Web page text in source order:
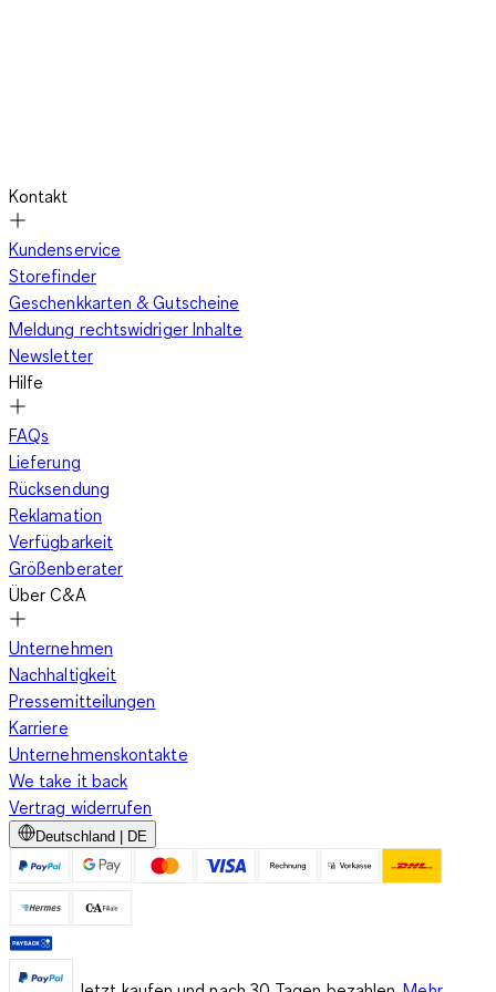
Optisch stehen diese Hosen klassischen Jeans oder
Stoffhosen in nichts nach. Sie lassen sich mühelos in deine
bestehende Garderobe integrieren und eröffnen dir zahlreiche
Styling-Möglichkeiten. Kombiniere sie mit Boots und
Strickpullover für einen maskulinen Winterlook oder mit
Sneakern und
mit Mantel oder Steppjacke wirken die Hosen stimmig. So bist
du sowohl im Büro als auch in der Freizeit passend gekleidet
und bleibst stilistisch flexibel.
Neben Wärme und Design überzeugen Thermohosen &
Thermojeans von C&A durch praktische Details, die im Alltag
einen echten Unterschied machen. Verstärkte Nähte erhöhen
die Strapazierfähigkeit, während durchdachte
Taschenlösungen ausreichend Platz für Smartphone, Schlüssel
oder Geldbörse bieten. Einige Modelle verfügen über
windabweisende Eigenschaften, die dich zusätzlich vor kalter
Zugluft schützen. Die verwendeten Materialien sind
pflegeleicht und alltagstauglich, sodass die Hosen schnell
wieder einsatzbereit sind und ihre Passform lange behalten.
Ideal für die Stadt und Outdoor-Aktivitäten
Ob du täglich zur Arbeit pendelst, lange Spaziergänge machst
oder am Wochenende draußen unterwegs bist – diese Hosen
Kontakt
Kundenservice
Storefinder
Geschenkkarten & Gutscheine
Meldung rechtswidriger Inhalte
Newsletter
Hilfe
FAQs
Lieferung
Rücksendung
Reklamation
Verfügbarkeit
Größenberater
Über C&A
Unternehmen
Nachhaltigkeit
Pressemitteilungen
Karriere
Unternehmenskontakte
We take it back
Vertrag widerrufen
Deutschland | DE